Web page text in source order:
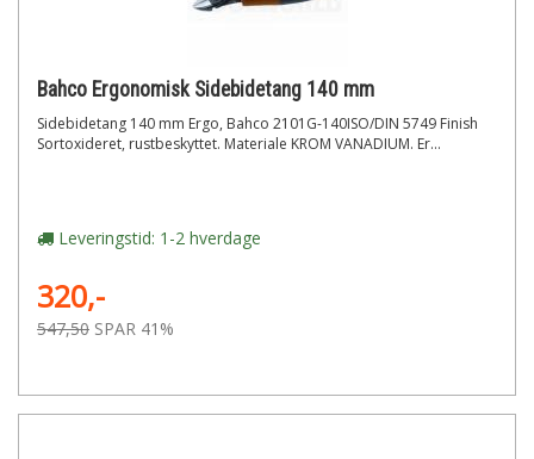
Bahco Ergonomisk Sidebidetang 140 mm
Sidebidetang 140 mm Ergo, Bahco 2101G-140ISO/DIN 5749 Finish
Sortoxideret, rustbeskyttet. Materiale KROM VANADIUM. Er...
Leveringstid: 1-2 hverdage
320,-
547,50 SPAR 41%